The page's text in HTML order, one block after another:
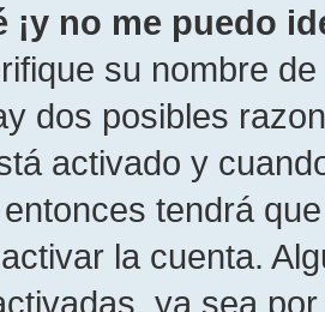
¡y no me puedo
su nombre
dos posibles
activado y
entonces tendrá
la cuenta.
ya sea